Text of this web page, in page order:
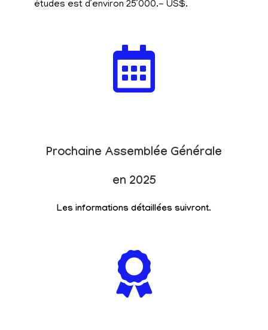
études est d’environ 25’000.- US$.
Prochaine Assemblée Générale
en 2025
Les informations détaillées suivront.